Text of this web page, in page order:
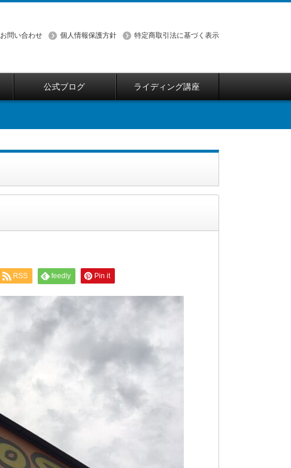
お問い合わせ 個人情報保護方針 特定商取引法に基づく表示
公式ブログ ライディング講座
RSS feedly Pin it